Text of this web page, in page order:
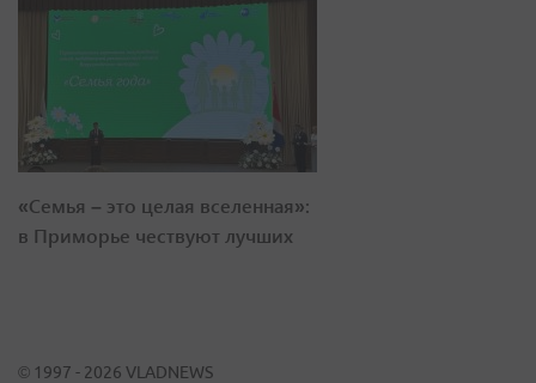
«Семья – это целая вселенная»:
в Приморье чествуют лучших
© 1997 - 2026 VLADNEWS